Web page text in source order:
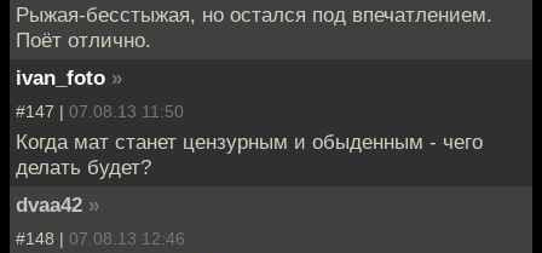
Рыжая-бесстыжая, но остался под впечатлением.
Поёт отлично.
ivan_foto »
#147 | 07.08.13 11:50
Когда мат станет цензурным и обыденным - чего
делать будет?
dvaa42 »
#148 | 07.08.13 12:46